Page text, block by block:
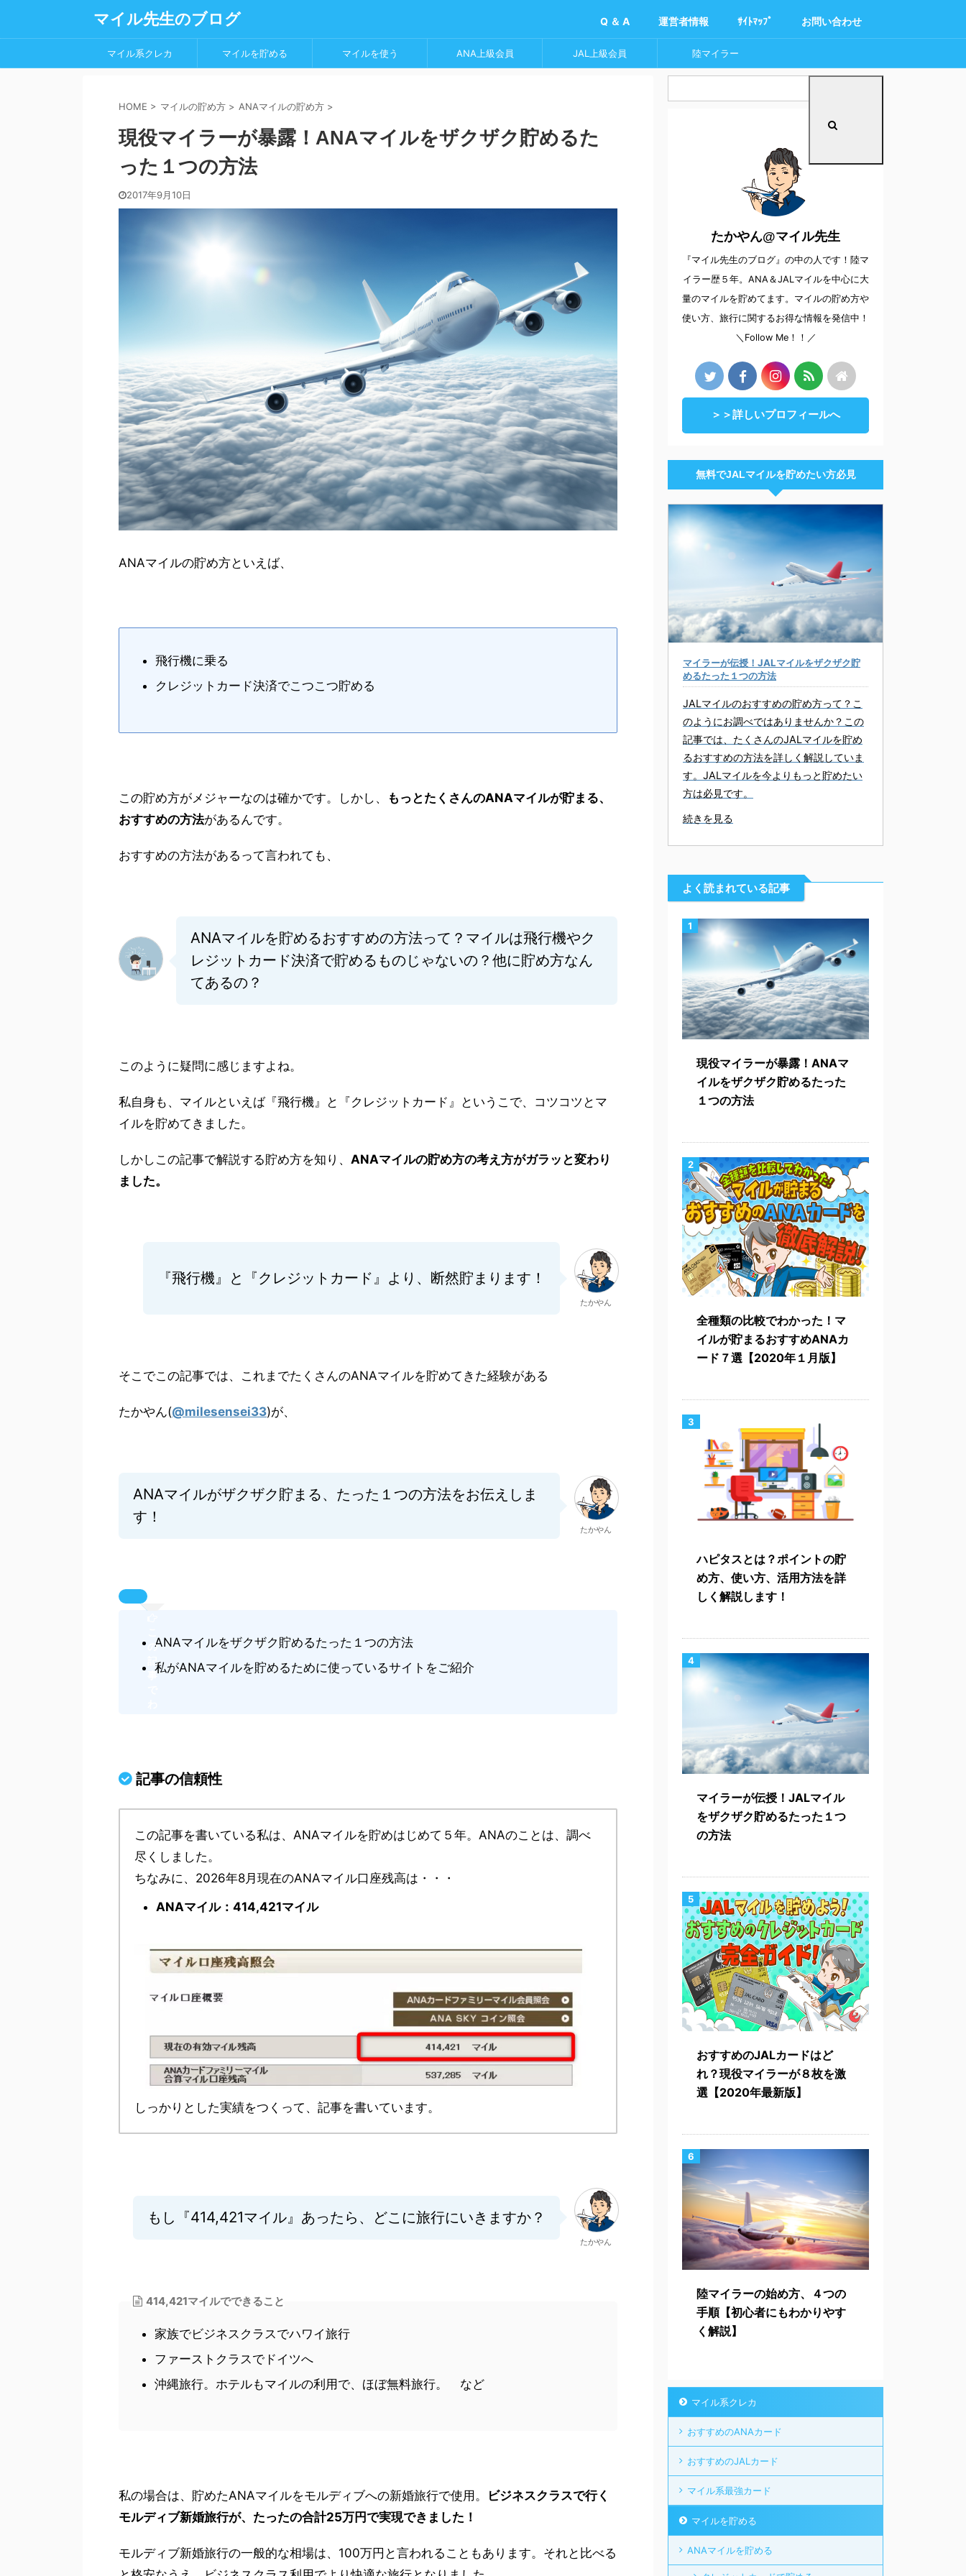
マイル先生のブログ Q ＆ A 運営者情報 ｻｲﾄﾏｯﾌﾟ お問い合わせ
マイル系クレカ マイルを貯める マイルを使う ANA上級会員 JAL上級会員 陸マイラー
HOME > マイルの貯め方 > ANAマイルの貯め方 >
現役マイラーが暴露！ANAマイルをザクザク貯めるた
った１つの方法
2017年9月10日
ANAマイルの貯め方といえば、
飛行機に乗る
クレジットカード決済でこつこつ貯める
この貯め方がメジャーなのは確かです。しかし、
もっとたくさんのANAマイルが貯まる、
おすすめの方法があるんです。
おすすめの方法があるって言われても、
ANAマイルを貯めるおすすめの方法って？ マイルは飛行機やク
レジットカード決済で貯めるものじゃないの？他に貯め方なん
てあるの？
このように疑問に感じますよね。
私自身も、マイルといえば『飛行機』と『クレジットカード』というこで、コツコツとマ
イルを貯めてきました。
しかしこの記事で解説する貯め方を知り、 ANAマイルの貯め方の考え方がガラッと変わり
ました。
『飛行機』と『クレジットカード』より、断然貯まります！
たかやん
そこでこの記事では、これまでたくさんのANAマイルを貯めてきた経験がある
たかやん(@milesensei33)が、
ANAマイルがザクザク貯まる、たった１つの方法をお伝え しま
す！
たかやん
の
記
事
ANAマイルをザクザク貯めるたった１つの方法
私がANAマイルを貯めるために使っているサイトをご紹介
記事の信頼性
この記事を書いている私は、ANAマイルを貯めはじめて５年。ANAのことは、調べ
尽くしました。
ちなみに、2026年8月現在のANAマイル口座残高は・・・
ANAマイル：414,421マイル
しっかりとした実績をつくって、記事を書いています。
もし『414,421マイル』あったら、どこに旅行にいきますか？
たかやん
414,421マイルでできること
家族でビジネスクラスでハワイ旅行
ファーストクラスでドイツへ
沖縄旅行。ホテルもマイルの利用で、ほぼ無料旅行。 など
私の場合は、貯めたANAマイルをモルディブへの新婚旅行で使用。
ビジネスクラスで行く
モルディブ新婚旅行が、たったの合計25万円で実現できました！
モルディブ新婚旅行の一般的な相場は、100万円と言われることもあります。それと比べる
たかやん@マイル先生
『マイル先生のブログ』の中の人です！陸マ
イラー歴５年。ANA＆JALマイルを中心に大
量のマイルを貯めてます。マイルの貯め方や
使い方、旅行に関するお得な情報を発信中！
＼Follow Me！！／
＞＞詳しいプロフィールへ
無料でJALマイルを貯めたい方必見
マイラーが伝授！JALマイルをザクザク貯
めるたった１つの方法
JALマイルのおすすめの貯め方って？こ
のようにお調べではありませんか？この
記事では、たくさんのJALマイルを貯め
るおすすめの方法を詳しく解説していま
す。JALマイルを今よりもっと貯めたい
方は必見です。
続きを見る
よく読まれている記事
1
現役マイラーが暴露！ANAマ
イルをザクザク貯めるたった
１つの方法
2
全種類の比較でわかった！マ
イルが貯まるおすすめANAカ
ード７選【2020年１月版】
3
ハピタスとは？ポイントの貯
め方、使い方、活用方法を詳
しく解説します！
4
マイラーが伝授！JALマイル
をザクザク貯めるたった１つ
の方法
5
おすすめのJALカードはど
れ？現役マイラーが８枚を激
選【2020年最新版】
6
陸マイラーの始め方、４つの
手順【初心者にもわかりやす
く解説】
マイル系クレカ
おすすめのANAカード
おすすめのJALカード
マイル系最強カード
マイルを貯める
ANAマイルを貯める